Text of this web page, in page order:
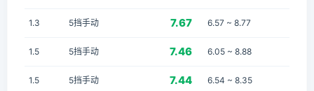
1.3 5挡手动 7.67 6.57 ~ 8.77
1.5 5挡手动 7.46 6.05 ~ 8.88
1.5 5挡手动 7.44 6.54 ~ 8.35